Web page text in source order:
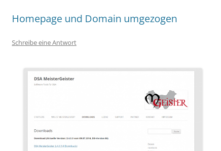
Homepage und Domain umgezogen
Schreibe eine Antwort